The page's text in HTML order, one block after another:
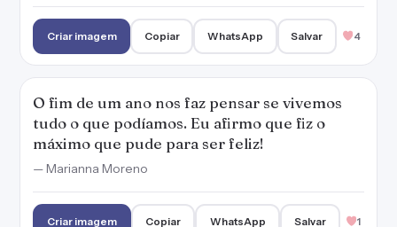
Criar imagem Copiar WhatsApp Salvar 4
O fim de um ano nos faz pensar se vivemos
tudo o que podíamos. Eu afirmo que fiz o
máximo que pude para ser feliz!
— Marianna Moreno
Criar imagem Copiar WhatsApp Salvar 1